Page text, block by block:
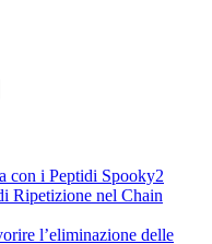
con i Peptidi Spooky2
Ripetizione nel Chain
l’eliminazione delle